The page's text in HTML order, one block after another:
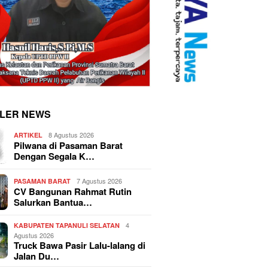
NEWS
ARTIKEL 8 Agustus 2026
Pilwana di Pasaman Barat
Dengan Segala K…
PASAMAN BARAT 7 Agustus 2026
CV Bangunan Rahmat Rutin
Salurkan Bantua…
KABUPATEN TAPANULI SELATAN
4
Agustus 2026
Truck Bawa Pasir Lalu-lalang di
Jalan Du…